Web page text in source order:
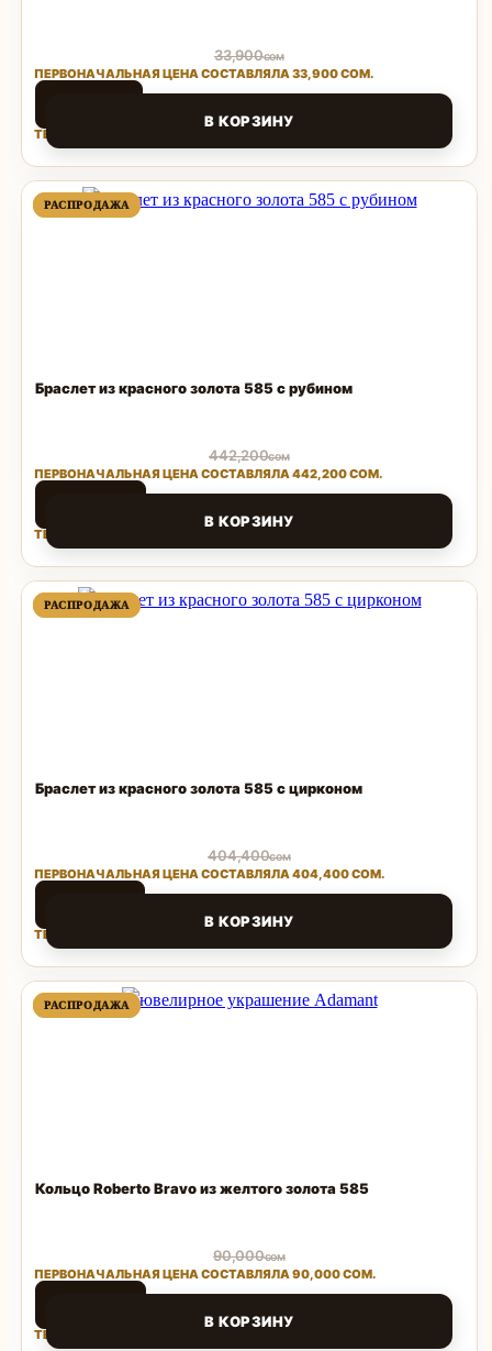
33,900сом
ПЕРВОНАЧАЛЬНАЯ ЦЕНА СОСТАВЛЯЛА 33,900 СОМ.
ТЕКУЩАЯ ЦЕНА: 14,960 СОМ.
В КОРЗИНУ
Поделиться
РАСПРОДАЖА ПРОДАВАЕМЫЙ
ТОВАР
РАСПРОДАЖА ПРОДАВАЕМЫЙ
ТОВАР
Браслет из красного золота 585 с рубином
442,200сом
ПЕРВОНАЧАЛЬНАЯ ЦЕНА СОСТАВЛЯЛА 442,200 СОМ.
ТЕКУЩАЯ ЦЕНА: 88,440 СОМ.
В КОРЗИНУ
Поделиться
РАСПРОДАЖА ПРОДАВАЕМЫЙ
ТОВАР
РАСПРОДАЖА ПРОДАВАЕМЫЙ
ТОВАР
Браслет из красного золота 585 с цирконом
404,400сом
ПЕРВОНАЧАЛЬНАЯ ЦЕНА СОСТАВЛЯЛА 404,400 СОМ.
ТЕКУЩАЯ ЦЕНА: 80,880 СОМ.
В КОРЗИНУ
Поделиться
РАСПРОДАЖА ПРОДАВАЕМЫЙ
ТОВАР
РАСПРОДАЖА ПРОДАВАЕМЫЙ
ТОВАР
Кольцо Roberto Bravo из желтого золота 585
90,000сом
ПЕРВОНАЧАЛЬНАЯ ЦЕНА СОСТАВЛЯЛА 90,000 СОМ.
ТЕКУЩАЯ ЦЕНА: 64,800 СОМ.
В КОРЗИНУ